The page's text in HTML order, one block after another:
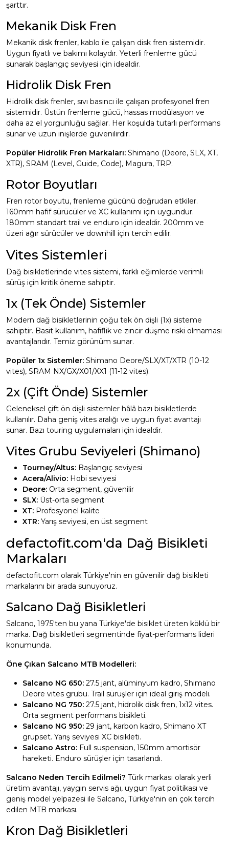
şarttır.
Mekanik Disk Fren
Mekanik disk frenler, kablo ile çalışan disk fren sistemidir.
Uygun fiyatlı ve bakımı kolaydır. Yeterli frenleme gücü
sunarak başlangıç seviyesi için idealdir.
Hidrolik Disk Fren
Hidrolik disk frenler, sıvı basıncı ile çalışan profesyonel fren
sistemidir. Üstün frenleme gücü, hassas modülasyon ve
daha az el yorgunluğu sağlar. Her koşulda tutarlı performans
sunar ve uzun inişlerde güvenilirdir.
Popüler Hidrolik Fren Markaları: Shimano (Deore, SLX, XT,
XTR), SRAM (Level, Guide, Code), Magura, TRP.
Rotor Boyutları
Fren rotor boyutu, frenleme gücünü doğrudan etkiler.
160mm hafif sürücüler ve XC kullanımı için uygundur.
180mm standart trail ve enduro için idealdir. 200mm ve
üzeri ağır sürücüler ve downhill için tercih edilir.
Vites Sistemleri
Dağ bisikletlerinde vites sistemi, farklı eğimlerde verimli
sürüş için kritik öneme sahiptir.
1x (Tek Önde) Sistemler
Modern dağ bisikletlerinin çoğu tek ön dişli (1x) sisteme
sahiptir. Basit kullanım, hafiflik ve zincir düşme riski olmaması
avantajlarıdır. Temiz görünüm sunar.
Popüler 1x Sistemler: Shimano Deore/SLX/XT/XTR (10-12
vites), SRAM NX/GX/X01/XX1 (11-12 vites).
2x (Çift Önde) Sistemler
Geleneksel çift ön dişli sistemler hâlâ bazı bisikletlerde
kullanılır. Daha geniş vites aralığı ve uygun fiyat avantajı
sunar. Bazı touring uygulamaları için idealdir.
Vites Grubu Seviyeleri (Shimano)
Tourney/Altus: Başlangıç seviyesi
Acera/Alivio: Hobi seviyesi
Deore: Orta segment, güvenilir
SLX: Üst-orta segment
XT: Profesyonel kalite
XTR: Yarış seviyesi, en üst segment
defactofit.com'da Dağ Bisikleti
Markaları
defactofit.com olarak Türkiye'nin en güvenilir dağ bisikleti
markalarını bir arada sunuyoruz.
Salcano Dağ Bisikletleri
Salcano, 1975'ten bu yana Türkiye'de bisiklet üreten köklü bir
marka. Dağ bisikletleri segmentinde fiyat-performans lideri
konumunda.
Öne Çıkan Salcano MTB Modelleri:
Salcano NG 650: 27.5 jant, alüminyum kadro, Shimano
Deore vites grubu. Trail sürüşler için ideal giriş modeli.
Salcano NG 750: 27.5 jant, hidrolik disk fren, 1x12 vites.
Orta segment performans bisikleti.
Salcano NG 950: 29 jant, karbon kadro, Shimano XT
grupset. Yarış seviyesi XC bisikleti.
Salcano Astro: Full suspension, 150mm amortisör
hareketi. Enduro sürüşler için tasarlandı.
Salcano Neden Tercih Edilmeli? Türk markası olarak yerli
üretim avantajı, yaygın servis ağı, uygun fiyat politikası ve
geniş model yelpazesi ile Salcano, Türkiye'nin en çok tercih
edilen MTB markası.
Kron Dağ Bisikletleri